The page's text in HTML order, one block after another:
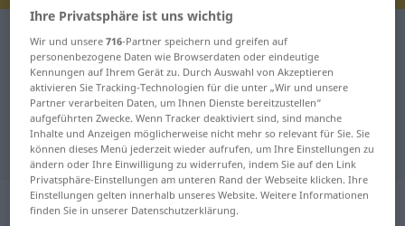
Kroatisch-Deutsch Wörterbuch kavga
Kroatisch-Deutsch Übersetzung für
"kavga"
"kavga" Deutsch Übersetzung
„kavga“
Ihre Privatsphäre ist uns wichtig
Wir und unsere716-Partner speichern und greifen auf
personenbezogene Daten wie Browserdaten oder eindeutige
Kennungen auf Ihrem Gerät zu. Durch Auswahl von Akzeptieren
aktivieren Sie Tracking-Technologien für die unter „Wir und unsere
Partner verarbeiten Daten, um Ihnen Dienste bereitzustellen“
aufgeführten Zwecke. Wenn Tracker deaktiviert sind, sind manche
Inhalte und Anzeigen möglicherweise nicht mehr so relevant für Sie. Sie
können dieses Menü jederzeit wieder aufrufen, um Ihre Einstellungen zu
ändern oder Ihre Einwilligung zu widerrufen, indem Sie auf den Link
Privatsphäre-Einstellungen am unteren Rand der Webseite klicken. Ihre
Einstellungen gelten innerhalb unseres Website. Weitere Informationen
finden Sie in unserer Datenschutzerklärung.